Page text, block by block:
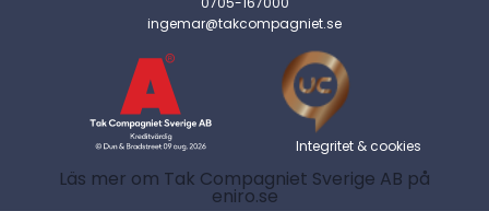
ingemar@takcompagniet.se
Integritet & cookies
Läs mer om Tak Compagniet Sverige AB på
eniro.se